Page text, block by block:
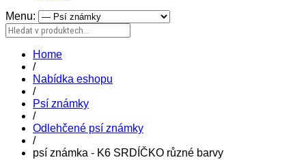
Menu:
Home
/
Nabídka eshopu
/
Psí známky
/
Odlehčené psí známky
/
psí známka - K6 SRDÍČKO různé barvy